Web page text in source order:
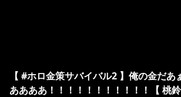
【 #ホロ金策サバイバル2 】俺の金だ
ああああ！！！！！！！！！！！【 桃